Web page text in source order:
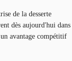
de la desserte
dès aujourd'hui dans
avantage compétitif